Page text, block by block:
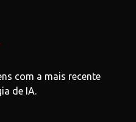
com a mais recente
de IA.